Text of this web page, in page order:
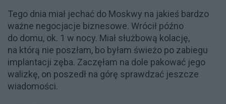
Tego dnia miał jechać do Moskwy na jakieś bardzo
ważne negocjacje biznesowe. Wrócił późno
do domu, ok. 1 w nocy. Miał służbową kolację,
na którą nie poszłam, bo byłam świeżo po zabiegu
implantacji zęba. Zaczęłam na dole pakować jego
walizkę, on poszedł na górę sprawdzać jeszcze
wiadomości.